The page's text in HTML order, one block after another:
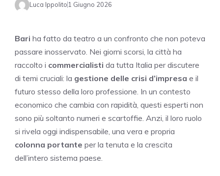
Luca Ippolito 1 Giugno 2026
Bari ha fatto da teatro a un confronto che non poteva
passare inosservato. Nei giorni scorsi, la città ha
raccolto i commercialisti da tutta Italia per discutere
di temi cruciali: la gestione delle crisi d’impresa e il
futuro stesso della loro professione. In un contesto
economico che cambia con rapidità, questi esperti non
sono più soltanto numeri e scartoffie. Anzi, il loro ruolo
si rivela oggi indispensabile, una vera e propria
colonna portante per la tenuta e la crescita
dell’intero sistema paese.